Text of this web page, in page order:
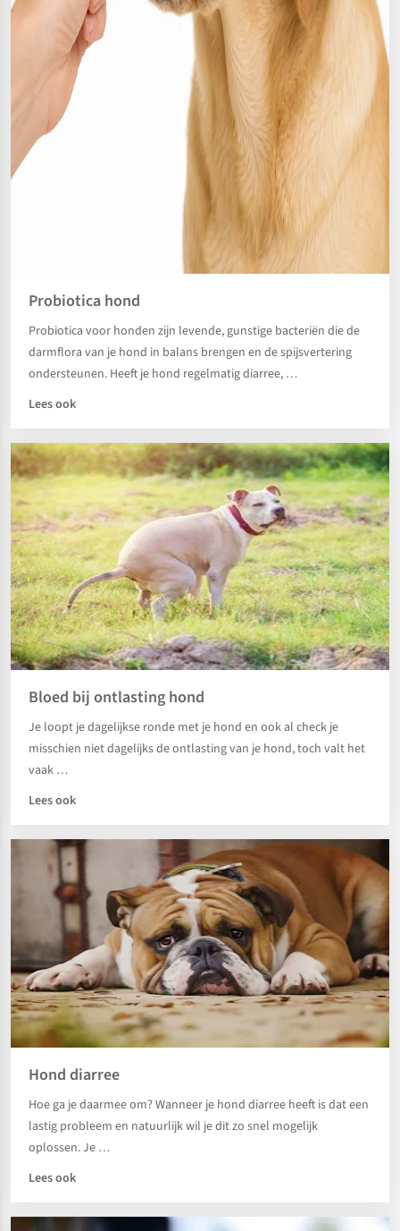
Probiotica hond
Probiotica voor honden zijn levende, gunstige bacteriën die de
darmflora van je hond in balans brengen en de spijsvertering
ondersteunen. Heeft je hond regelmatig diarree, …
Lees ook
Bloed bij ontlasting hond
Je loopt je dagelijkse ronde met je hond en ook al check je
misschien niet dagelijks de ontlasting van je hond, toch valt het
vaak …
Lees ook
Hond diarree
Hoe ga je daarmee om? Wanneer je hond diarree heeft is dat een
lastig probleem en natuurlijk wil je dit zo snel mogelijk
oplossen. Je …
Lees ook